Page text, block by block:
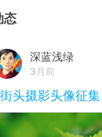
态
深蓝浅绿
3月前
头摄影头像征集